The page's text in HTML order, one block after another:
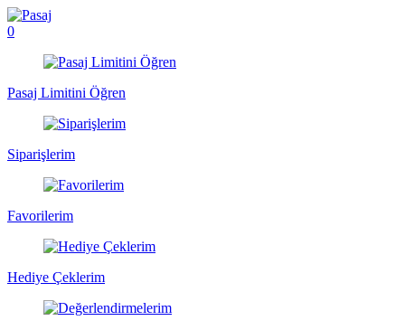
0
Pasaj Limitini Öğren
Siparişlerim
Favorilerim
Hediye Çeklerim